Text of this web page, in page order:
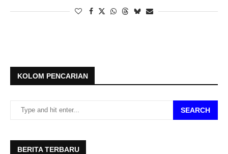
KOLOM PENCARIAN
SEARCH
BERITA TERBARU